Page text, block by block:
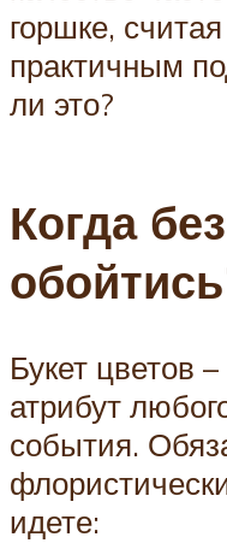
горшке,
практичным
ли это?
Когда
Букет цветов
атрибут
события.
идете: